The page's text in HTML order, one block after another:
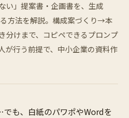
い」提案書・企画書を、生成
方法を解説。構成案づくり→本
分けまで、コピペできるプロンプ
が行う前提で、中小企業の資料作
でも、白紙のパワポやWordを